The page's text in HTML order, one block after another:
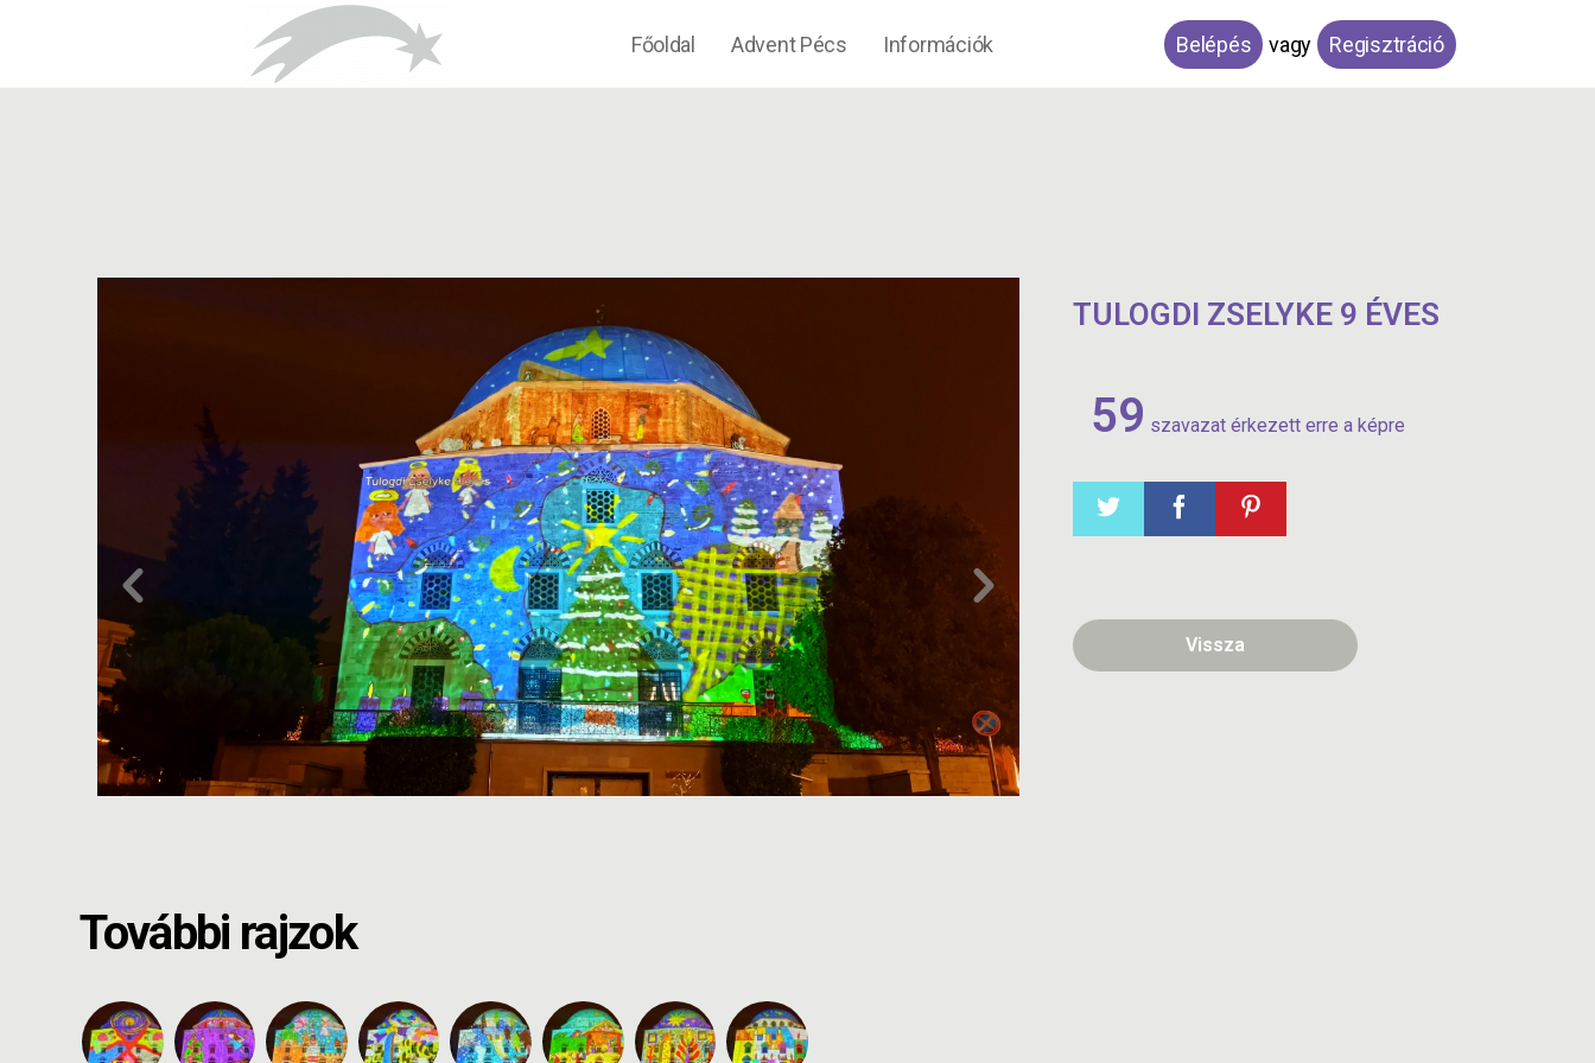
Főoldal Advent Pécs Információk Belépés vagy Regisztráció
TULOGDI ZSELYKE 9 ÉVES
59 szavazat érkezett erre a képre
Vissza
További rajzok